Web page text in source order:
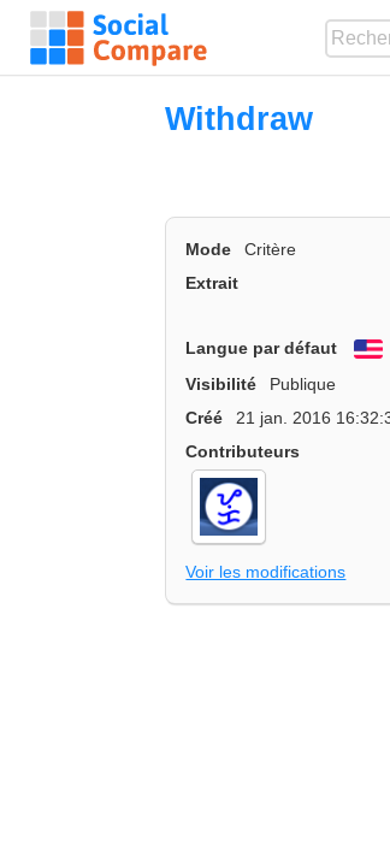
Withdraw
Mode Critère
Extrait
Langue par défaut
Visibilité
Publique
Créé
21 jan. 2016
Contributeurs
Voir les modifications